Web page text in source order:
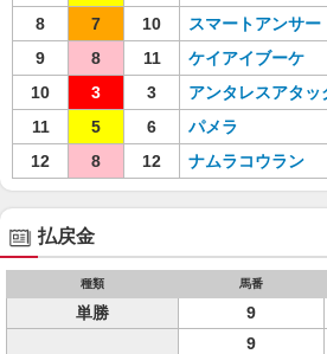
8
7 10 スマートアンサー
9
8 11 ケイアイブーケ
10
3 3 アンタレスアタッ
11
5 6 パメラ
12
8 12 ナムラコウラン
払戻金
種類 馬番
単勝 9
9